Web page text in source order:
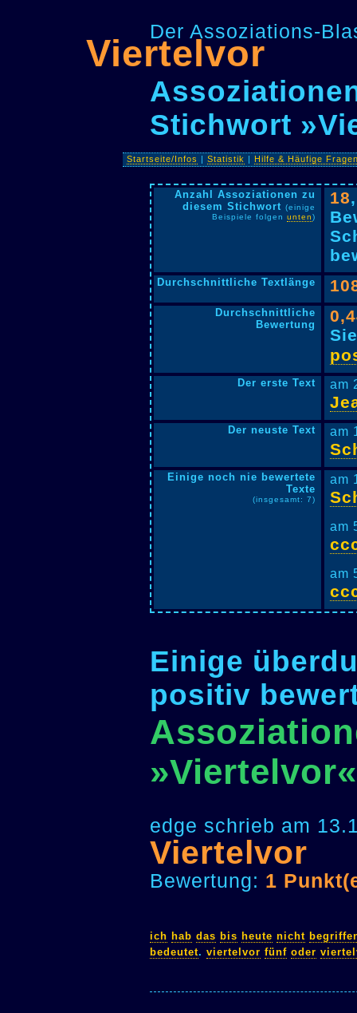
Der Assoziations-
Viertelvor
Stichwort
Startseite/Infos |Statistik |Hilfe & Häufige
Anzahl Assoziationen zu
diesem Stichwort (einige
Beispiele folgen unten)
18
Durchschnittliche Textlänge
Durchschnittliche
Bewertung
Der erste Text am
Der neuste Text am
Einige noch nie bewertete
Texte
(insgesamt: 7)
am
am
am
Einige
positiv
»Viertelvor«
edge schrieb am
Viertelvor
Bewertung: 1
ich hab das bis heute nicht
bedeutet. viertelvor fünf oder